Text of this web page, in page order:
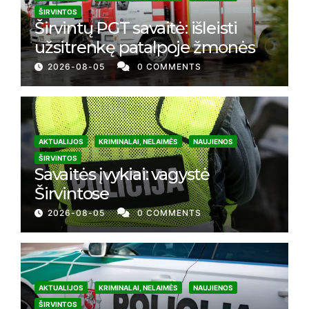
ŠIRVINTOS
Širvintų PGT savaitė: išleisti
užsitrenkę patalpoje žmonės
2026-08-05 0 COMMENTS
AKTUALIJOS KRIMINALAI, NELAIMĖS
NAUJIENOS
ŠIRVINTOS
Savaitės įvykiai: vagystė
Širvintose
2026-08-05 0 COMMENTS
AKTUALIJOS KRIMINALAI, NELAIMĖS
NAUJIENOS
ŠIRVINTOS